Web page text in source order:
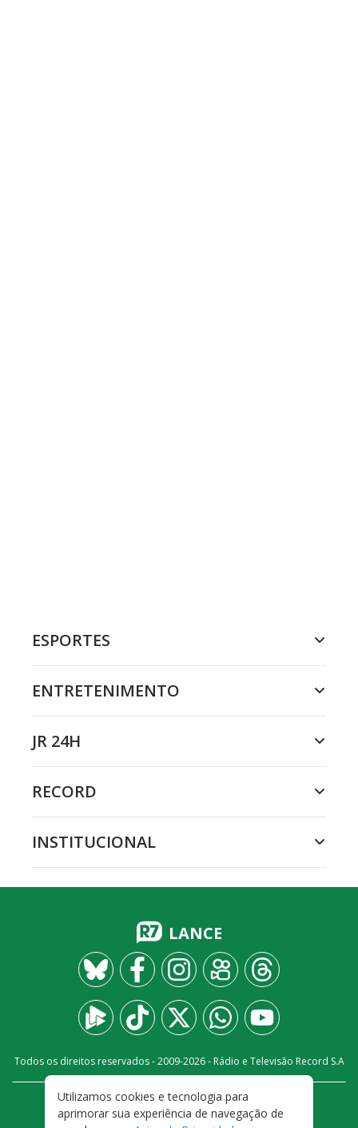
ESPORTES
ENTRETENIMENTO
JR 24H
RECORD
INSTITUCIONAL
LANCE
Todos os direitos reservados - 2009-2026- Rádio e Televisão Record S.A
FALE CONOSCO
PRIVACIDADE
TERMOS E CONDIÇÕES DE USO
Utilizamos cookies e tecnologia para
aprimorar sua experiência de navegação de